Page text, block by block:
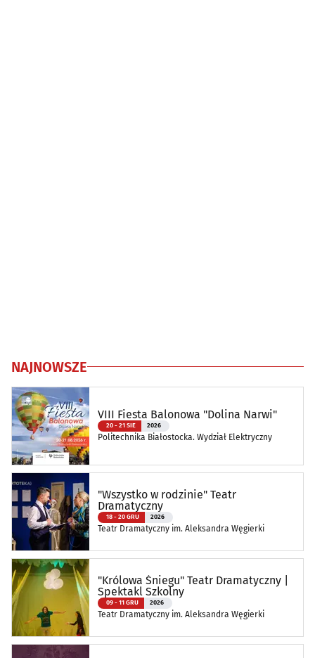
NAJNOWSZE
VIII Fiesta Balonowa "Dolina Narwi"
20 - 21 SIE 2026
Politechnika Białostocka. Wydział Elektryczny
"Wszystko w rodzinie" Teatr
Dramatyczny
18 - 20 GRU 2026
Teatr Dramatyczny im. Aleksandra Węgierki
"Królowa Śniegu" Teatr Dramatyczny |
Spektakl Szkolny
09 - 11 GRU 2026
Teatr Dramatyczny im. Aleksandra Węgierki